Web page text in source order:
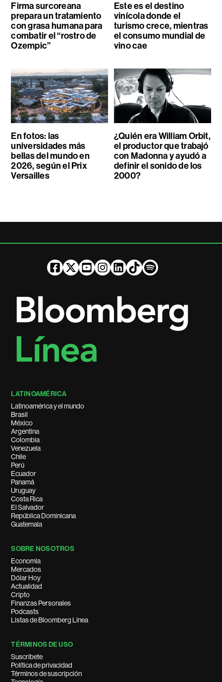
Firma surcoreana
prepara un tratamiento
con grasa humana para
combatir el “rostro de
Ozempic”
Este es el destino
vinícola donde el
turismo crece, mientras
el consumo mundial de
vino cae
En fotos: las
universidades más
bellas del mundo en
2026, según el Prix
Versailles
¿Quién era William Orbit,
el productor que trabajó
con Madonna y ayudó a
definir el sonido de los
2000?
LATINOAMÉRICA
Latinoamérica y el mundo
Brasil
México
Argentina
Colombia
Venezuela
Chile
Perú
Ecuador
Panamá
Uruguay
Costa Rica
El Salvador
República Dominicana
Guatemala
SOBRE NOSOTROS
Economía
Mercados
Dólar Hoy
Actualidad
Cripto
Finanzas Personales
Podcasts
Listas de Bloomberg Línea
TÉRMINOS DE USO
Suscríbete
Política de privacidad
Términos de suscripción